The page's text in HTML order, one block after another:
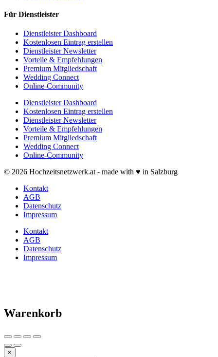
Für Dienstleister
Dienstleister Dashboard
Kostenlosen Eintrag erstellen
Dienstleister Newsletter
Vorteile & Empfehlungen
Premium Mitgliedschaft
Wedding Connect
Online-Community
Dienstleister Dashboard
Kostenlosen Eintrag erstellen
Dienstleister Newsletter
Vorteile & Empfehlungen
Premium Mitgliedschaft
Wedding Connect
Online-Community
© 2026 Hochzeitsnetzwerk.at - made with ♥ in Salzburg
Kontakt
AGB
Datenschutz
Impressum
Kontakt
AGB
Datenschutz
Impressum
Warenkorb
×